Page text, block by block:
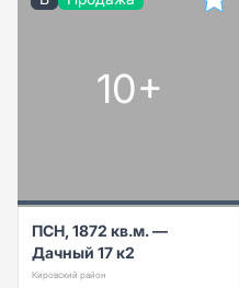
10+
ПСН, 1872 кв.м. —
Дачный 17 к2
Кировский район